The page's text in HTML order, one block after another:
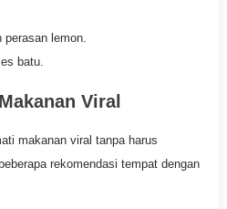
lemon.
batu.
Viral
makanan viral tanpa harus
rekomendasi tempat dengan